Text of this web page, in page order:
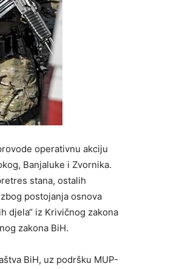
operativnu akciju
Banjaluke i Zvornika.
stana, ostalih
postojanja osnova
djela“ iz Krivičnog zakona
zakona BiH.
BiH, uz podršku MUP-